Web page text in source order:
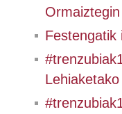
Ormaiztegin
Festengatik